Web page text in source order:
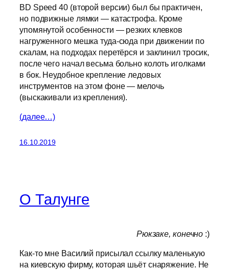
BD Speed 40 (второй версии) был бы практичен,
но подвижные лямки — катастрофа. Кроме
упомянутой особенности — резких клевков
нагруженного мешка туда-сюда при движении по
скалам, на подходах перетёрся и заклинил тросик,
после чего начал весьма больно колоть иголками
в бок. Неудобное крепление ледовых
инструментов на этом фоне — мелочь
(выскакивали из крепления).
(далее…)
16.10.2019
О Талунге
Рюкзаке, конечно :)
Как-то мне Василий присылал ссылку маленькую
на киевскую фирму, которая шьёт снаряжение. Не